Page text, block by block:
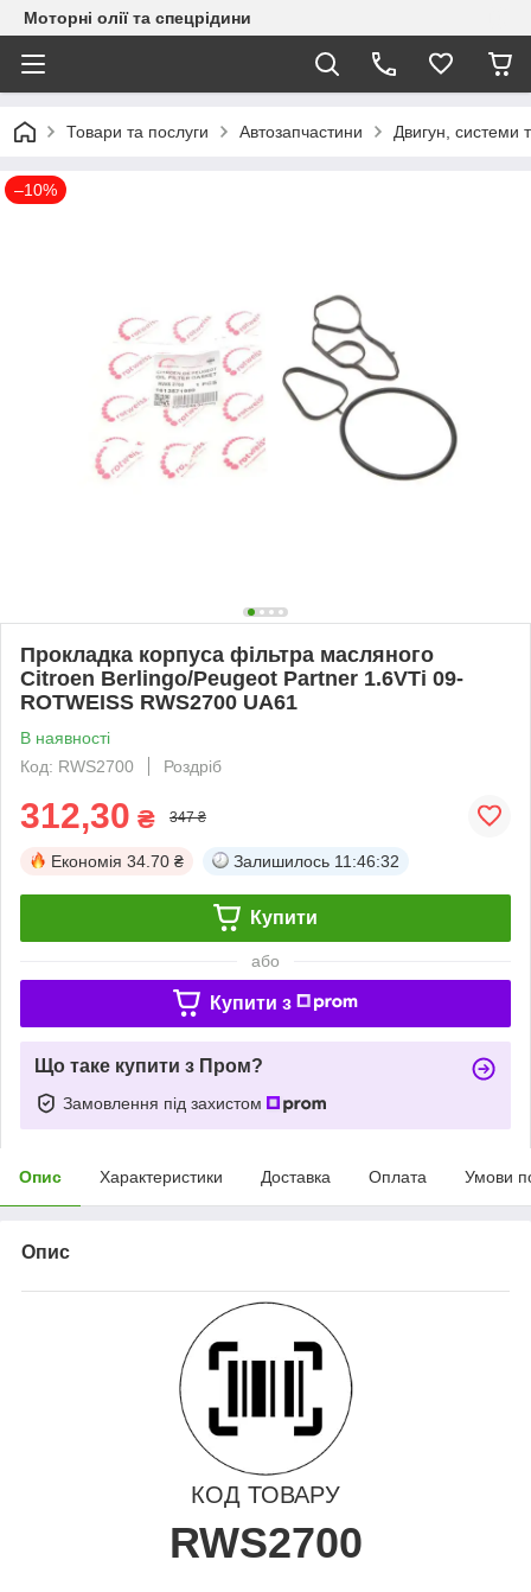
Моторні олії та спецрідини
Товари та послуги Автозапчастини Двигун, системи
–10%
Прокладка корпуса фільтра масляного
Citroen Berlingo/Peugeot Partner 1.6VTi 09-
ROTWEISS RWS2700 UA61
В наявності
Код: RWS2700
Роздріб
312,30 ₴ 347 ₴
Економія 34.70 ₴ Залишилось 11:46:31
Купити
або
Купити з
Що таке купити з Пром?
Замовлення під захистом
Опис Характеристики Доставка Оплата Умови
Опис
КОД ТОВАРУ
RWS2700